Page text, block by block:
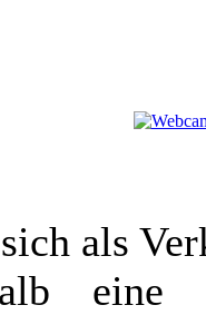
als
eine